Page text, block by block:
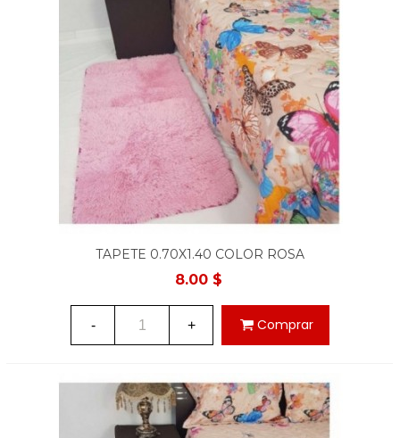
TAPETE 0.70X1.40 COLOR ROSA
8.00 $
- + Comprar